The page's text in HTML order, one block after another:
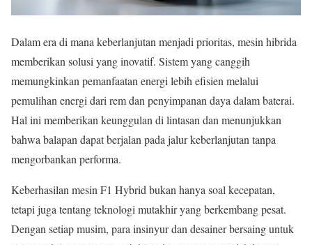
Dalam era di mana keberlanjutan menjadi prioritas, mesin hibrida
memberikan solusi yang inovatif. Sistem yang canggih
memungkinkan pemanfaatan energi lebih efisien melalui
pemulihan energi dari rem dan penyimpanan daya dalam baterai.
Hal ini memberikan keunggulan di lintasan dan menunjukkan
bahwa balapan dapat berjalan pada jalur keberlanjutan tanpa
mengorbankan performa.
Keberhasilan mesin F1 Hybrid bukan hanya soal kecepatan,
tetapi juga tentang teknologi mutakhir yang berkembang pesat.
Dengan setiap musim, para insinyur dan desainer bersaing untuk